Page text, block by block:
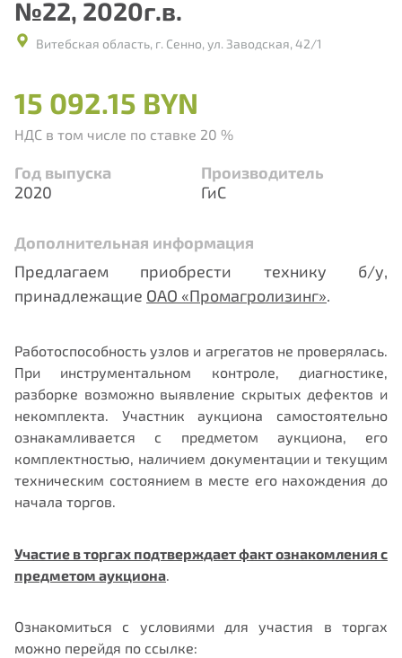
№22, 2020г.в.
Витебская область, г. Сенно, ул. Заводская, 42/1
15 092.15 BYN
НДС в том числе по ставке 20 %
Год выпуска
2020
Производитель
ГиС
Дополнительная информация
Предлагаем приобрести технику б/у,
принадлежащие ОАО «Промагролизинг».
Работоспособность узлов и агрегатов не проверялась.
При инструментальном контроле, диагностике,
разборке возможно выявление скрытых дефектов и
некомплекта. Участник аукциона самостоятельно
ознакамливается с предметом аукциона, его
комплектностью, наличием документации и текущим
техническим состоянием в месте его нахождения до
начала торгов.
Участие в торгах подтверждает факт ознакомления с
предметом аукциона
Ознакомиться с условиями для участия в торгах
можно перейдя по ссылке: